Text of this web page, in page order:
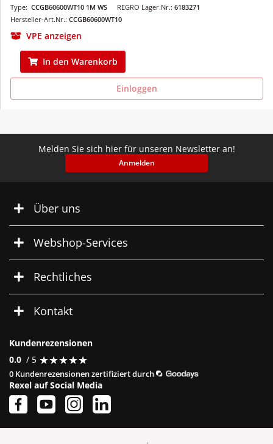
REGRO Lager.Nr.: 6183271
Type: CCGB60600WT10 1M WS
Hersteller-Art.Nr.: CCGB60600WT10
VPE anzeigen
In den Warenkorb
Einloggen
Melden Sie sich hier für unseren Newsletter an!
Anmelden
Über uns
Webshop-Services
Rechtliches
Kontakt
Kundenrezensionen
0.0 / 5 ★★★★★
★★★★★
0 Kundenrezensionen zertifiziert durch
Rexel auf Social Media